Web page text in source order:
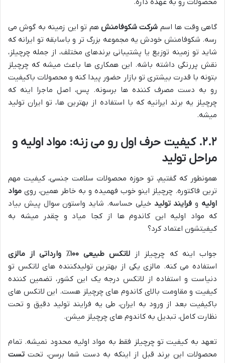
محصولات رو به عهده داره.
گاهی وقت ها اسم شرکت شکوفامنش هم تو این زمینه به گوش می
رسه. شکوفامنش خودش یه مجموعه بزرگ تر و باسابقه تو ایرانه که
شاید تو زمینه توزیع یا پشتیبانی برندهای مختلف، از جمله چرچیلز،
نقش پررنگی داشته باشه. این همکاری ها باعث میشه که چرچیلز
بتونه با قدرت بیشتری تو بازار حضور پیدا کنه و محصولات باکیفیت
رو به دست مصرف کننده ها برسونه. پس، اصل ماجرا اینه که
چرچیلز یه برند ایرانیه که با استفاده از بهترین ها، تو ایران تولید
میشه.
۲.۲. کیفیت حرف اول رو می زنه: مواد اولیه و
مراحل تولید
همونطور که گفتیم، تو حوزه محصولات سلامت جنسی، کیفیت مهم
ترین فاکتوره. چرچیلز اینو خوب فهمیده و به خاطر همین، روی مواد
اولیه و فرایند تولید خیلی حساسه. شاید واستون سوال پیش بیاد
که مواد اولیه این کاندوم ها از کجا میاد و چقدر میشه به
کیفیتشون اعتماد کرد؟
جواب اینه که چرچیلز از لاتکس طبیعی ۱۰۰٪ وارداتی از مالزی
استفاده می کنه. مالزی یکی از بهترین تولیدکننده های لاتکس تو
دنیاست و استفاده از لاتکس درجه یک این کشور، تضمین کننده
کیفیت و مقاومت بالای کاندوم های چرچیلز هست. این لاتکس های
باکیفیت بعد از ورود به ایران، طی یه فرایند تولید دقیق و تحت
نظارت کامل، تبدیل به کاندوم های چرچیلز میشن.
تعهد به کیفیت تو چرچیلز فقط به مواد اولیه محدود نمیشه. تمام
محصولات این برند قبل از اینکه به دست شما برسن، تحت تست